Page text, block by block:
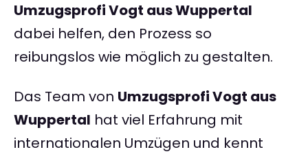
Umzugsprofi Vogt aus Wuppertal
dabei helfen, den Prozess so
reibungslos wie möglich zu gestalten.
Das Team von Umzugsprofi Vogt aus
Wuppertal hat viel Erfahrung mit
internationalen Umzügen und kennt